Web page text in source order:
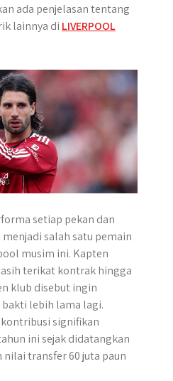
ada penjelasan tentang
lainnya di LIVERPOOL
setiap pekan dan
salah satu pemain
musim ini. Kapten
terikat kontrak hingga
klub disebut ingin
lebih lama lagi.
signifikan
ini sejak didatangkan
nilai transfer 60 juta paun